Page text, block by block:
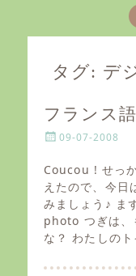
タグ: デ
フランス
P
s
e
d
o
n
09-07-2008
Coucou ! せっ
えたので、今日
みましょう♪ ま
photo つぎは、
な？ わたしのト